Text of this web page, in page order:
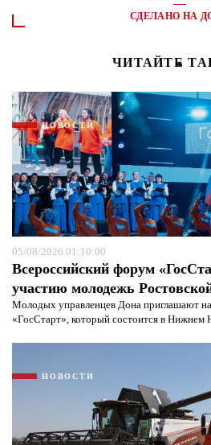
СДЕЛАНО НА
ЧИТАЙТЕ
НОВОСТИ
05/08/2026 01:10:00
Всероссийский форум
участию молодежь
Молодых управленцев Дона приглашают
«ГосСтарт», который состоится в Нижнем
НОВОСТИ